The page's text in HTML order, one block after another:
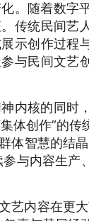
。随着数字
传统民间艺
示创作过程
与民间文艺
内核的同时
体创作”的
体智慧的结
与内容生产
艺内容在更